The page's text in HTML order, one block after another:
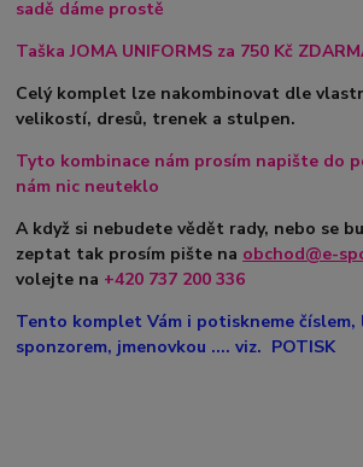
sadě dáme prostě
TaškaJOMA UNIFORMS za 750 Kč
Celý komplet lze nakombinovat dle
velikostí, dresů, trenek a stulpen.
Tyto kombinace nám prosím napište do
nám nic neuteklo
A když si nebudete vědět rady, nebo se
zeptat tak prosím pište na obchod@e-
volejte na +420 737 200 336
Tento komplet Vám i potiskneme číslem,
sponzorem, jmenovkou .... viz. POTISK